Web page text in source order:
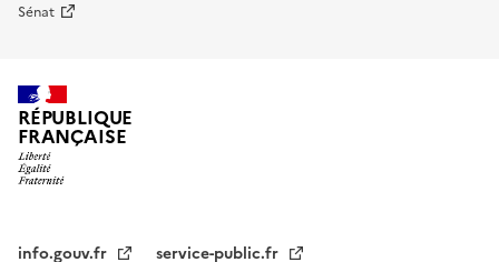
Sénat
RÉPUBLIQUE
FRANÇAISE
info.gouv.fr service-public.fr